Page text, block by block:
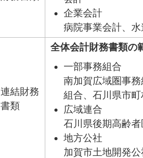
企業会計
病院事業会計、
連結財務
書類
全体会計財務書類の
一部事務組合
南加賀広域圏事
組合、石川県市
広域連合
石川県後期高齢
地方公社
加賀市土地開発公